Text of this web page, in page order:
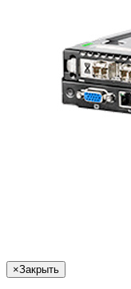
×Закрыть